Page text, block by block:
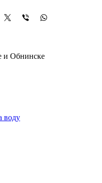
и Обнинске
воду